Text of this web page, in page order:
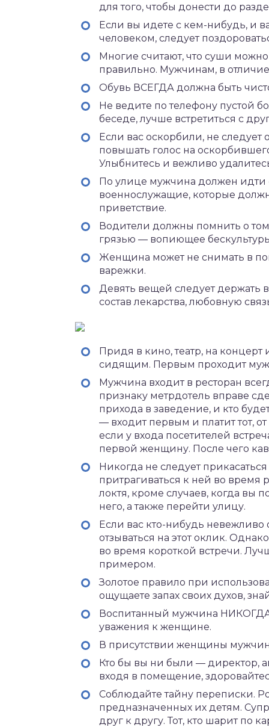
для того, чтобы донести до
Если вы идете с кем-нибудь, и
человеком, следует
Многие считают, что суши
правильно. Мужчинам, в
Обувь ВСЕГДА должна быть
Не ведите по телефону пустой
беседе, лучше встретиться с
Если вас оскорбили, не следует
повышать голос на
Улыбнитесь и вежливо
По улице мужчина должен идти
военнослужащие, которые
приветствие.
Водители должны помнить о
грязью — вопиющее
Женщина может не снимать в
варежки.
Девять вещей следует держать в
состав лекарства, любовную
Придя в кино, театр, на
сидящим. Первым проходит
Мужчина входит в ресторан
признаку метрдотель вправе
прихода в заведение, и кто
— входит первым и платит тот,
если у входа посетителей
первой женщину. После чего
Никогда не следует
притрагиваться к ней во время
локтя, кроме случаев, когда вы
него, а также перейти улицу.
Если вас кто-нибудь невежливо
отзываться на этот оклик.
во время короткой встречи.
примером.
Золотое правило при
ощущаете запах своих духов,
Воспитанный мужчина
уважения к женщине.
В присутствии женщины
Кто бы вы ни были — директор,
входя в помещение,
Соблюдайте тайну переписки.
предназначенных их детям.
друг к другу. Тот, кто шарит по